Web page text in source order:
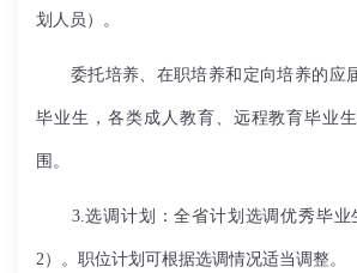
划人员）。
委托培养、在职培养和定向培养的应
毕业生，各类成人教育、远程教育毕业
围。
3.选调计划：全省计划选调优秀毕业
2）。职位计划可根据选调情况适当调整。